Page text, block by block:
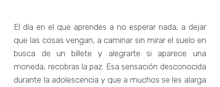
El día en el que aprendes a no esperar nada, a dejar
que las cosas vengan, a caminar sin mirar el suelo en
busca de un billete y alegrarte si aparece una
moneda, recobras la paz. Esa sensación desconocida
durante la adolescencia y que a muchos se les alarga